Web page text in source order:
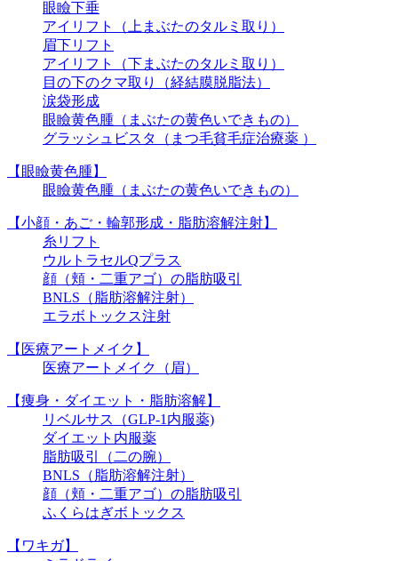
眼瞼下垂
アイリフト（上まぶたのタルミ取り）
眉下リフト
アイリフト（下まぶたのタルミ取り）
目の下のクマ取り（経結膜脱脂法）
涙袋形成
眼瞼黄色腫（まぶたの黄色いできもの）
グラッシュビスタ（まつ毛貧毛症治療薬 ）
【眼瞼黄色腫】
眼瞼黄色腫（まぶたの黄色いできもの）
【小顔・あご・輪郭形成・脂肪溶解注射】
糸リフト
ウルトラセルQプラス
顔（頬・二重アゴ）の脂肪吸引
BNLS（脂肪溶解注射）
エラボトックス注射
【医療アートメイク】
医療アートメイク（眉）
【痩身・ダイエット・脂肪溶解】
リベルサス（GLP-1内服薬)
ダイエット内服薬
脂肪吸引（二の腕）
BNLS（脂肪溶解注射）
顔（頬・二重アゴ）の脂肪吸引
ふくらはぎボトックス
【ワキガ】